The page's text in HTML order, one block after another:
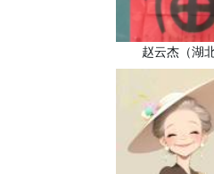
赵云杰（湖北